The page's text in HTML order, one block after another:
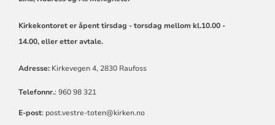
Kirkekontoret er åpent tirsdag - torsdag mellom kl.10.00 -
14.00,eller etter avtale.
Adresse: Kirkevegen 4, 2830 Raufoss
Telefonnr.: 960 98 321
E-post: post.vestre-toten@kirken.no